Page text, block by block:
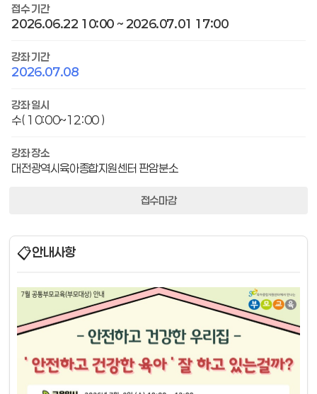
접수 기간
2026.06.22 10:00 ~ 2026.07.01 17:00
강좌 기간
2026.07.08
강좌 일시
수( 10:00~12:00 )
강좌 장소
대전광역시육아종합지원센터 판암분소
접수마감
📋안내사항